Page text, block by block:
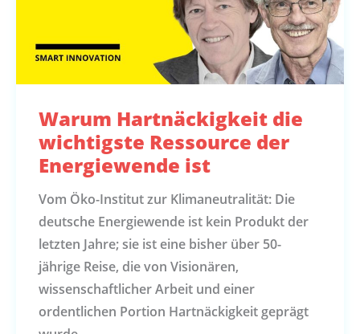
Warum Hartnäckigkeit die
wichtigste Ressource der
Energiewende ist
Vom Öko-Institut zur Klimaneutralität: Die
deutsche Energiewende ist kein Produkt der
letzten Jahre; sie ist eine bisher über 50-
jährige Reise, die von Visionären,
wissenschaftlicher Arbeit und einer
ordentlichen Portion Hartnäckigkeit geprägt